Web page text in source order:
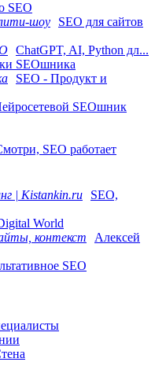
SEO
SEO для сайтов
ChatGPT, AI, Python дл...
SEOшника
SEO - Продукт и
SEOшник
SEO работает
SEO,
World
Алексей
SEO